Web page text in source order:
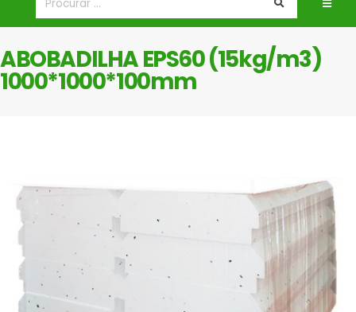
ABOBADILHA EPS60 (15kg/m3)
1000*1000*100mm